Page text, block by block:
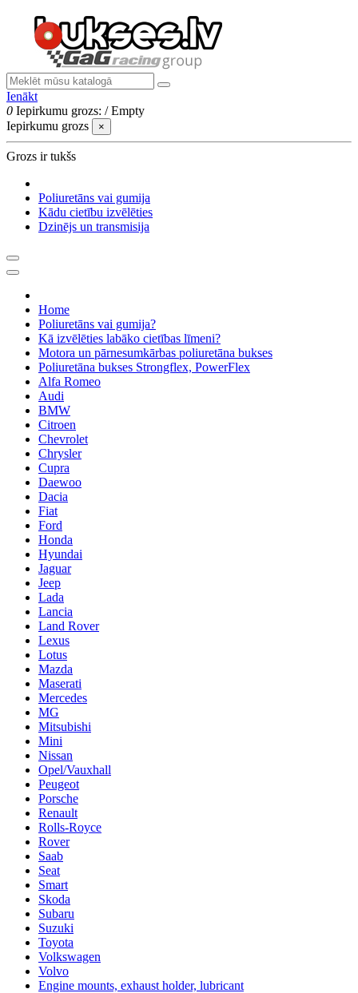
Ienākt
0 Iepirkumu grozs: /Empty
Iepirkumu grozs
×
Grozs ir tukšs
Poliuretāns vai gumija
Kādu cietību izvēlēties
Dzinējs un transmisija
Home
Poliuretāns vai gumija?
Kā izvēlēties labāko cietības līmeni?
Motora un pārnesumkārbas poliuretāna bukses
Poliuretāna bukses Strongflex, PowerFlex
Alfa Romeo
Audi
BMW
Citroen
Chevrolet
Chrysler
Cupra
Daewoo
Dacia
Fiat
Ford
Honda
Hyundai
Jaguar
Jeep
Lada
Lancia
Land Rover
Lexus
Lotus
Mazda
Maserati
Mercedes
MG
Mitsubishi
Mini
Nissan
Opel/Vauxhall
Peugeot
Porsche
Renault
Rolls-Royce
Rover
Saab
Seat
Smart
Skoda
Subaru
Suzuki
Toyota
Volkswagen
Volvo
Engine mounts, exhaust holder, lubricant